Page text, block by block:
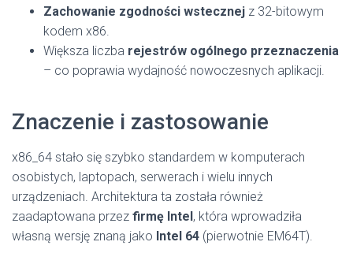
Zachowanie zgodności wstecznej z 32-bitowym
kodem x86.
Większa liczba rejestrów ogólnego przeznaczenia
– co poprawia wydajność nowoczesnych aplikacji.
Znaczenie i zastosowanie
x86_64 stało się szybko standardem w komputerach
osobistych, laptopach, serwerach i wielu innych
urządzeniach. Architektura ta została również
zaadaptowana przez firmę Intel, która wprowadziła
własną wersję znaną jako Intel 64 (pierwotnie EM64T).